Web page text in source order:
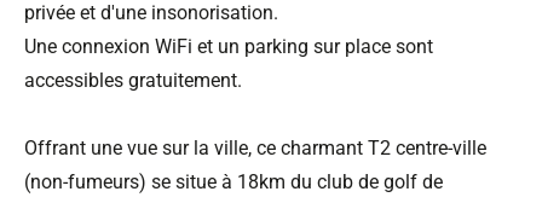
privée et d'une insonorisation.
Une connexion WiFi et un parking sur place sont
accessibles gratuitement.
Offrant une vue sur la ville, ce charmant T2 centre-ville
(non-fumeurs) se situe à 18km du club de golf de